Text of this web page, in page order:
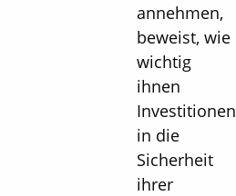
annehmen,
beweist, wie
wichtig
ihnen
Investitionen
in die
Sicherheit
ihrer